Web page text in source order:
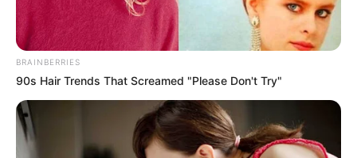
Profesi: Penyanyi
Hobi: Bernyanyi, Menari, Membaca Buku, Mengoleksi Barang
Facebook: –
X: –
Instagram:
namii__nami
BRAINBERRIES
90s Hair Trends That Screamed "Please Don't Try"